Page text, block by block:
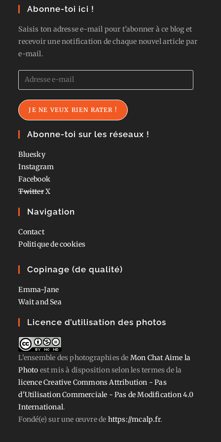
Abonne-toi ici !
Saisis ton adresse e-mail pour t'abonner à ce blog et
recevoir une notification de chaque nouvel article par
e-mail.
Adresse
e-
mail
JE NE VEUX RIEN RATER !
Abonne-toi sur les réseaux !
Bluesky
Instagram
Facebook
TwitterX
Navigation
Contact
Politique de cookies
Copinage (de qualité)
Emma-Jane
Wait and Sea
Licence d’utilisation des photos
L'ensemble des photographiesde Mon Chat Aime la
Photo est mis à disposition selon les termes de la
licence Creative Commons Attribution - Pas
d'Utilisation Commerciale - Pas de Modification 4.0
International.
Fondé(e) sur une œuvre de https://mcalp.fr.